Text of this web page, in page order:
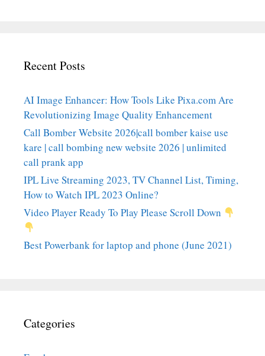
Recent Posts
AI Image Enhancer: How Tools Like Pixa.com Are
Revolutionizing Image Quality Enhancement
Call Bomber Website 2026|call bomber kaise use
kare | call bombing new website 2026 | unlimited
call prank app
IPL Live Streaming 2023, TV Channel List, Timing,
How to Watch IPL 2023 Online?
Video Player Ready To Play Please Scroll Down
Best Powerbank for laptop and phone (June 2021)
Categories